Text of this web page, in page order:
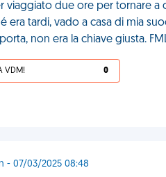
viaggiato due ore per tornare a
era tardi, vado a casa di mia
non era la chiave giusta.
VDM! 0
- 07/03/2025 08:48